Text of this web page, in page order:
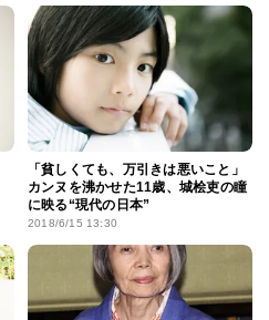
「貧しくても、万引きは悪いこと」
カンヌを沸かせた11歳、城桧吏の瞳
に映る“現代の日本”
2018/6/15 13:30